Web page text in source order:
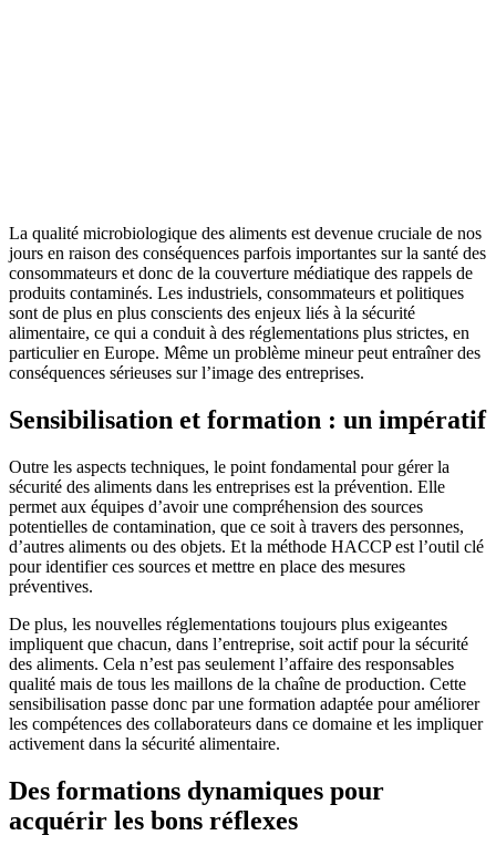
La qualité microbiologique des aliments est devenue cruciale de nos
jours en raison des conséquences parfois importantes sur la santé des
consommateurs et donc de la couverture médiatique des rappels de
produits contaminés. Les industriels, consommateurs et politiques
sont de plus en plus conscients des enjeux liés à la sécurité
alimentaire, ce qui a conduit à des réglementations plus strictes, en
particulier en Europe. Même un problème mineur peut entraîner des
conséquences sérieuses sur l’image des entreprises.
Sensibilisation et formation : un impératif
Outre les aspects techniques, le point fondamental pour gérer la
sécurité des aliments dans les entreprises est la prévention. Elle
permet aux équipes d’avoir une compréhension des sources
potentielles de contamination, que ce soit à travers des personnes,
d’autres aliments ou des objets. Et la méthode HACCP est l’outil clé
pour identifier ces sources et mettre en place des mesures
préventives.
De plus, les nouvelles réglementations toujours plus exigeantes
impliquent que chacun, dans l’entreprise, soit actif pour la sécurité
des aliments. Cela n’est pas seulement l’affaire des responsables
qualité mais de tous les maillons de la chaîne de production. Cette
sensibilisation passe donc par une formation adaptée pour améliorer
les compétences des collaborateurs dans ce domaine et les impliquer
activement dans la sécurité alimentaire.
Des formations dynamiques pour
acquérir les bons réflexes